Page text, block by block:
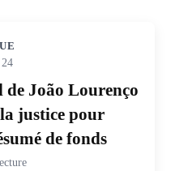
João Lourenço
justice pour
de fonds